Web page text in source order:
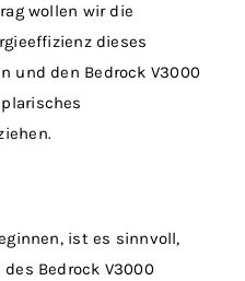
wollen wir die
dieses
und den Bedrock V3000
ist es sinnvoll,
Bedrock V3000